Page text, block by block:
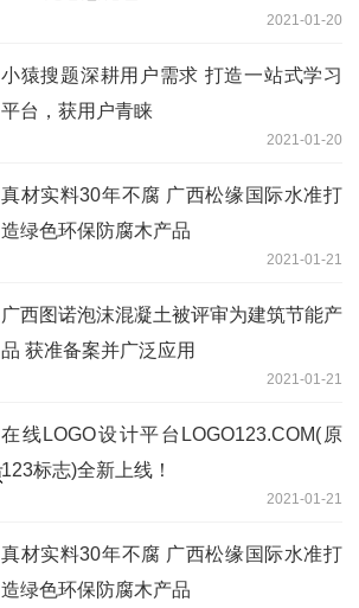
2021-01-20
小猿搜题深耕用户需求 打造一站式学习
平台，获用户青睐
2021-01-20
真材实料30年不腐 广西松缘国际水准打
造绿色环保防腐木产品
2021-01-21
广西图诺泡沫混凝土被评审为建筑节能产
品 获准备案并广泛应用
2021-01-21
在线LOGO设计平台LOGO123.COM(原
123标志)全新上线！
2021-01-21
真材实料30年不腐 广西松缘国际水准打
造绿色环保防腐木产品